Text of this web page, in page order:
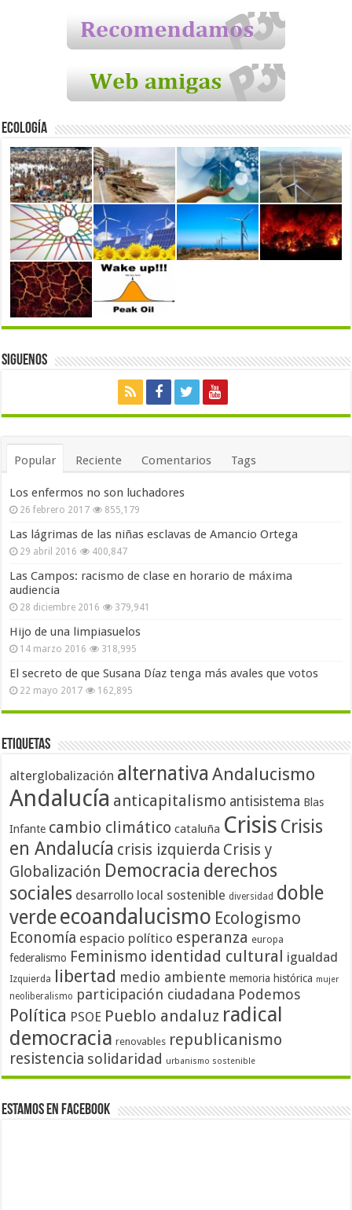
Ecología
Siguenos
Popular Reciente Comentarios Tags
Los enfermos no son luchadores
26 febrero 2017 855,179
Las lágrimas de las niñas esclavas de Amancio Ortega
29 abril 2016 400,847
Las Campos: racismo de clase en horario de máxima
audiencia
28 diciembre 2016 379,941
Hijo de una limpiasuelos
14 marzo 2016 318,995
El secreto de que Susana Díaz tenga más avales que votos
22 mayo 2017 162,895
Etiquetas
alterglobalización alternativa Andalucismo
Andalucía anticapitalismo antisistema Blas
Infante cambio climático cataluña Crisis Crisis
en Andalucía crisis izquierda Crisis y
Globalización Democracia derechos
sociales desarrollo local sostenible diversidad doble
verdeecoandalucismo Ecologismo
Economía espacio político esperanza europa
federalismo Feminismo identidad cultural igualdad
Izquierda libertad medio ambiente memoria histórica mujer
neoliberalismo participación ciudadana Podemos
Política PSOE Pueblo andaluz radical
democracia renovables republicanismo
resistencia solidaridad urbanismo sostenible
Estamos en Facebook